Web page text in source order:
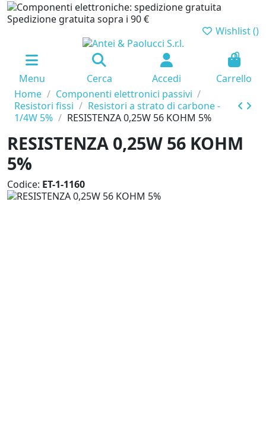
Spedizione gratuita sopra i 90 €
Wishlist ()
Menu Cerca Accedi
0
Carrello
Home
Componenti elettronici passivi
Resistori fissi
Resistori a strato di carbone -
1/4W 5%
RESISTENZA 0,25W 56 KOHM 5%
RESISTENZA 0,25W 56 KOHM
5%
Codice: ET-1-1160